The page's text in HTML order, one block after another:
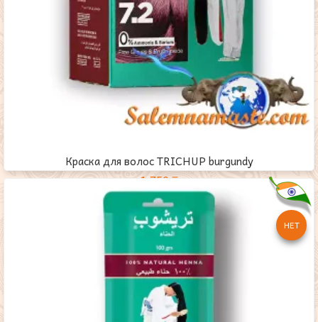
Краска для волос TRICHUP burgundy
1,750₸
НЕТ